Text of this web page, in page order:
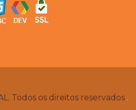
Todos os direitos reservados .